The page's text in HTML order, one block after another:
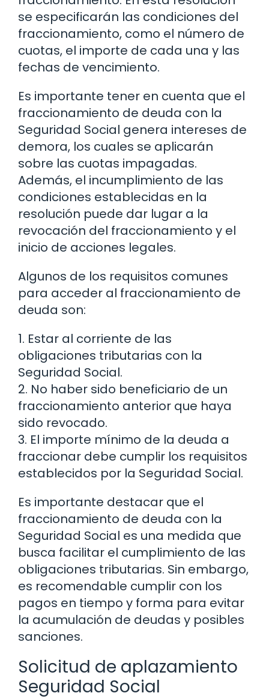
se especificarán las condiciones del
fraccionamiento, como el número de
cuotas, el importe de cada una y las
fechas de vencimiento.
Es importante tener en cuenta que el
fraccionamiento de deuda con la
Seguridad Social genera intereses de
demora, los cuales se aplicarán
sobre las cuotas impagadas.
Además, el incumplimiento de las
condiciones establecidas en la
resolución puede dar lugar a la
revocación del fraccionamiento y el
inicio de acciones legales.
Algunos de los requisitos comunes
para acceder al fraccionamiento de
deuda son:
1. Estar al corriente de las
obligaciones tributarias con la
Seguridad Social.
2. No haber sido beneficiario de un
fraccionamiento anterior que haya
sido revocado.
3. El importe mínimo de la deuda a
fraccionar debe cumplir los requisitos
establecidos por la Seguridad Social.
Es importante destacar que el
fraccionamiento de deuda con la
Seguridad Social es una medida que
busca facilitar el cumplimiento de las
obligaciones tributarias. Sin embargo,
es recomendable cumplir con los
pagos en tiempo y forma para evitar
la acumulación de deudas y posibles
sanciones.
Solicitud de aplazamiento
Seguridad Social